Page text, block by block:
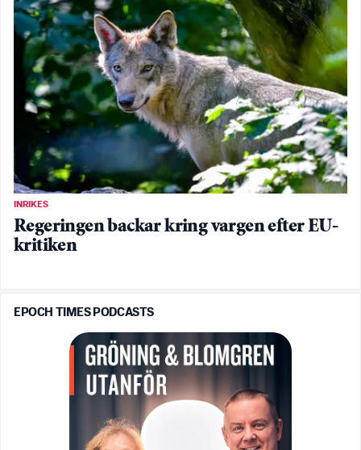
INRIKES
Regeringen backar kring vargen efter EU-
kritiken
EPOCH TIMES PODCASTS